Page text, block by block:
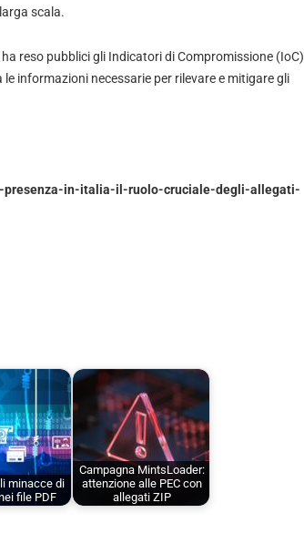
scala.
reso pubblici gli Indicatori di Compromissione (IoC)
informazioni necessarie per rilevare e mitigare gli
in-italia-il-ruolo-cruciale-degli-allegati-
minacce di
file PDF
Campagna MintsLoader:
attenzione alle PEC con
allegati ZIP